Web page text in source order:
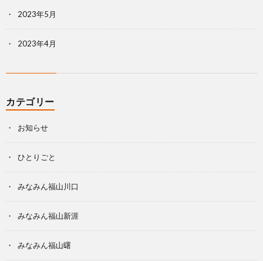
2023年5月
2023年4月
カテゴリー
お知らせ
ひとりごと
みなみん福山川口
みなみん福山新涯
みなみん福山曙